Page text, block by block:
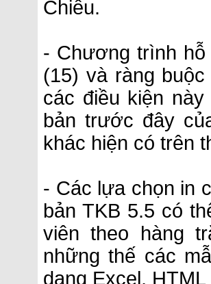
Chiều.
- Chương trình
(15) và ràng
các điều kiện
bản trước đây
khác hiện có trên
- Các lựa chọn in
bản TKB 5.5 có
viên theo hàng
những thế các
dạng Excel,